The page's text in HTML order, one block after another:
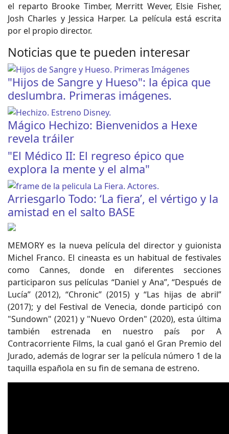
el reparto Brooke Timber, Merritt Wever, Elsie Fisher,
Josh Charles y Jessica Harper. La película está escrita
por el propio director.
Noticias que te pueden interesar
"Hijos de Sangre y Hueso": la épica que
deslumbra. Primeras imágenes.
Mágico Hechizo: Bienvenidos a Hexe
revela tráiler
"El Médico II: El regreso épico que
explora la mente y el alma"
Arriesgarlo Todo: ‘La fiera’, el vértigo y la
amistad en el salto BASE
MEMORY es la nueva película del director y guionista
Michel Franco. El cineasta es un habitual de festivales
como Cannes, donde en diferentes secciones
participaron sus películas “Daniel y Ana”, “Después de
Lucía” (2012), “Chronic” (2015) y “Las hijas de abril”
(2017); y del Festival de Venecia, donde participó con
"Sundown" (2021) y "Nuevo Orden" (2020), esta última
también estrenada en nuestro país por A
Contracorriente Films, la cual ganó el Gran Premio del
Jurado, además de lograr ser la película número 1 de la
taquilla española en su fin de semana de estreno.